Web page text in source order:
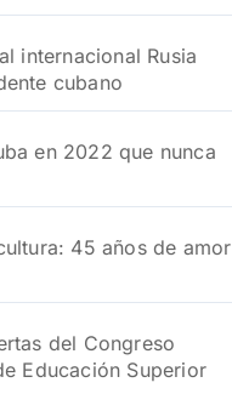
internacional Rusia
cubano
en 2022 que nunca
45 años de amor
del Congreso
Educación Superior